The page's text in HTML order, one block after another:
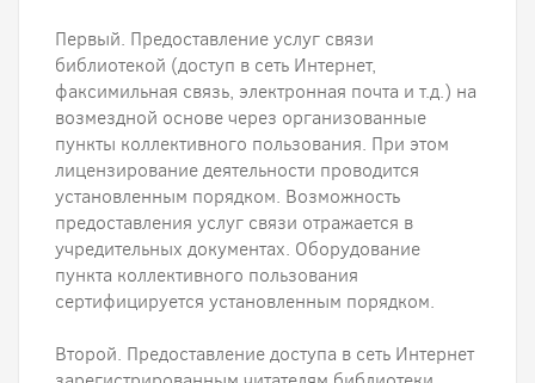
Первый. Предоставление услуг связи
библиотекой (доступ в сеть Интернет,
факсимильная связь, электронная почта и т.д.) на
возмездной основе через организованные
пункты коллективного пользования. При этом
лицензирование деятельности проводится
установленным порядком. Возможность
предоставления услуг связи отражается в
учредительных документах. Оборудование
пункта коллективного пользования
сертифицируется установленным порядком.
Второй. Предоставление доступа в сеть Интернет